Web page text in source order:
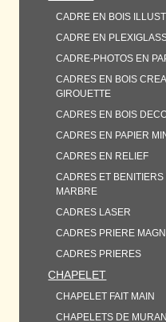
CADRE EN BOIS
CADRE EN
CADRE-PHOTOS EN
CADRES EN BOIS
GIROUETTE
CADRES EN BOIS
CADRES EN PAPIER
CADRES EN RELIEF
CADRES ET
MARBRE
CADRES LASER
CADRES PRIERE
CADRES PRIERES
CHAPELET
CHAPELET FAIT MAIN
CHAPELETS DE